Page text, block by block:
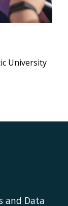
University
and Data